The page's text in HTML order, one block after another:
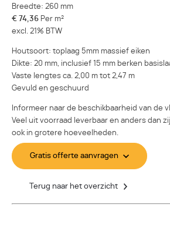
Breedte: 260 mm
€ 74,36 Per m²
excl. 21% BTW
Houtsoort: toplaag 5mm massief eiken
Dikte: 20 mm, inclusief 15 mm berken
Vaste lengtes ca. 2,00 m tot 2,47 m
Gevuld en geschuurd
Informeer naar de beschikbaarheid van de
Veel uit voorraad leverbaar en anders dan
ook in grotere hoeveelheden.
Gratis offerte aanvragen
Terug naar het overzicht